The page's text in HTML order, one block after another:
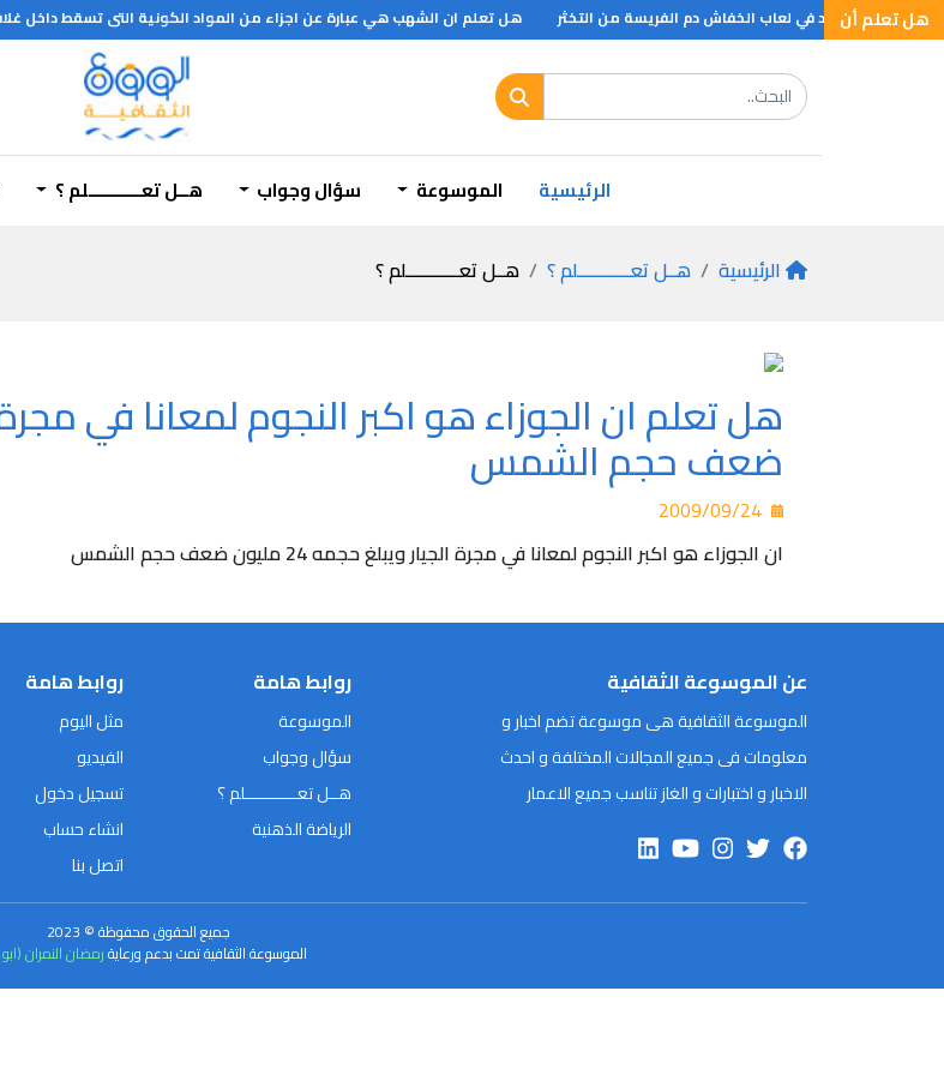
هل تعلم أن
كيميائي يوجد في لعاب الخفاش دم الفريسة من التخثر هل تعلم ان الشهب هي عبارة عن اجزاء من المواد الكونية التى تسقط داخل
الرئيسية الموسوعة سؤال وجواب هــل تعـــــــــــلم ؟
الرئيسية هــل تعـــــــــــلم ؟ هــل تعـــــــــــلم ؟
ضعف حجم الشمس
ان الجوزاء هو اكبر النجوم لمعانا في مجرة الجيار ويبلغ حجمه 24 مليون ضعف حجم الشمس
عن الموسوعة الثقافية
الموسوعة الثقافية هى موسوعة تضم اخبار و
معلومات فى جميع المجالات المختلفة و احدث
الاخبار و اختبارات و الغاز تناسب جميع الاعمار
روابط هامة
الموسوعة
سؤال وجواب
هــل تعـــــــــــلم ؟
الرياضة الذهنية
روابط هامة
مثل اليوم
الفيديو
تسجيل دخول
انشاء حساب
اتصل بنا
جميع الحقوق محفوظة © 2023
الموسوعة الثقافية تمت بدعم ورعايةرمضان النمران